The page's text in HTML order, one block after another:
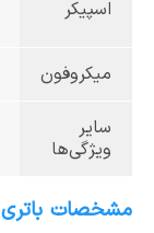
اسپیکر
میکروفون
سایر
ویژگی‌ها
مشخصات باتری